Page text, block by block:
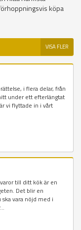
köpa
VISA FLER
i flera delar, från
under ett efterlängtat
vi flyttade in i vårt
till ditt kök är en
Det blir en
vara nöjd med i